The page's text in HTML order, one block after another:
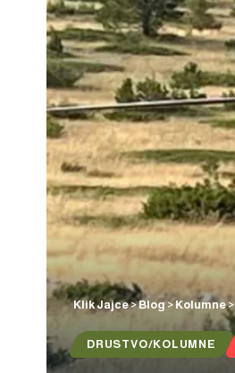
Klik Jajce>Blog>Kolumne>
DRUSTVO/KOLUMNE